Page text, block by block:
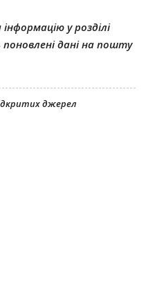
у розділі
поновлені дані на пошту
джерел